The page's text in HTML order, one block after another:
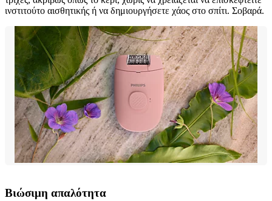
ινστιτούτο αισθητικής ή να δημιουργήσετε χάος στο σπίτι. Σοβαρά.
Βιώσιμη απαλότητα